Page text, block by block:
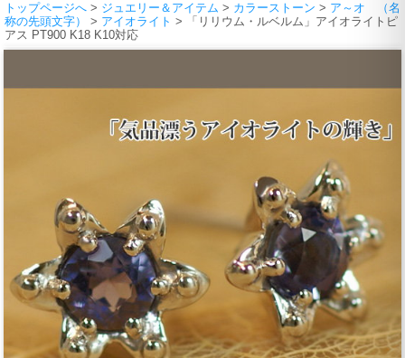
トップページへ > ジュエリー＆アイテム > カラーストーン > ア～オ （名
称の先頭文字）
> アイオライト > 「リリウム・ルベルム」アイオライトピ
アス PT900 K18 K10対応